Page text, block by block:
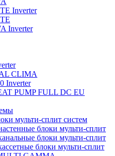
Inverter
Inverter
CLIMA
Inverter
PUMP FULL DC EU
мульти-сплит систем
блоки мульти-сплит
блоки мульти-сплит
блоки мульти-сплит